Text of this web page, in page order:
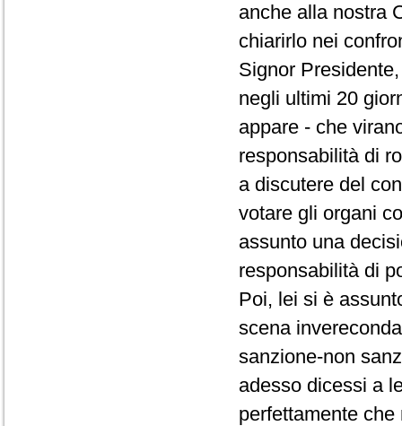
anche alla nostra
chiarirlo nei
Signor
negli ultimi 20
appare - che
responsabilità di
a discutere del
votare gli organi
assunto una
responsabilità di
Poi, lei si è
scena
sanzione-non
adesso dicessi a
perfettamente